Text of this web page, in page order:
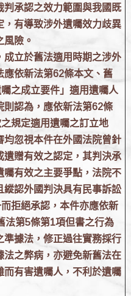
判承認之效力範圍與我國既
，有導致涉外遺囑效力歧異
險。
成立於舊法適用時期之涉外
應依新法第62條本文、舊
之成立要件」適用遺囑人
則認為，應依新法第62條
規定適用遺囑之訂立地
均忽視本件在外國法院曾針
遺贈有效之認定，其判決承
囑有效之主要爭點，法院不
縱認外國判決具有民事訴訟
拒絕承認，本件亦應依新
法第5條第1項但書之行為
準據法，修正過往實務採行
法之弊病，亦避免新舊法在
而有害遺囑人，不利於遺囑